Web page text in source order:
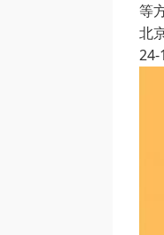
等
北
24-